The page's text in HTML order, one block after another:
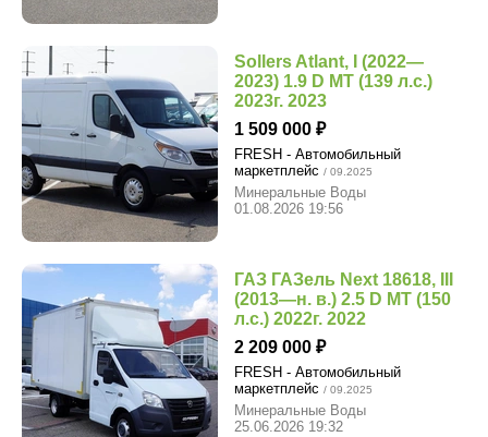
Sollers Atlant, I (2022—
2023) 1.9 D MT (139 л.с.)
2023г. 2023
1 509 000
FRESH - Автомобильный
маркетплейс / 09.2025
Минеральные Воды
01.08.2026 19:56
ГАЗ ГАЗель Next 18618, III
(2013—н. в.) 2.5 D MT (150
л.с.) 2022г. 2022
2 209 000
FRESH - Автомобильный
маркетплейс / 09.2025
Минеральные Воды
25.06.2026 19:32